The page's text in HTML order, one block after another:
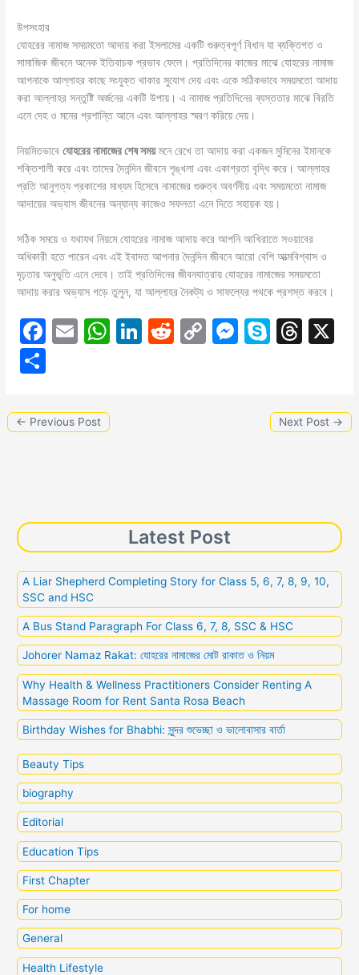
উপসংহার
যোহরের নামাজ সময়মতো আদায় করা ইসলামের একটি গুরুত্বপূর্ণ বিধান যা ব্যক্তিগত ও
সামাজিক জীবনে অনেক ইতিবাচক প্রভাব ফেলে। প্রতিদিনের কাজের মাঝে যোহরের নামাজ
আপনাকে আল্লাহর কাছে সংযুক্ত থাকার সুযোগ দেয় এবং একে সঠিকভাবে সময়মতো আদায়
করা আল্লাহর সন্তুষ্টি অর্জনের একটি উপায়। এ নামাজ প্রতিদিনের ব্যস্ততার মাঝে বিরতি
এনে দেহ ও মনের প্রশান্তি আনে এবং আল্লাহর স্মরণ করিয়ে দেয়।
নিয়মিতভাবেযোহরের নামাজের শেষ সময়মনে রেখে তা আদায় করা একজন মুমিনের ইমানকে
শক্তিশালী করে এবং তাদের দৈনন্দিন জীবনে শৃঙ্খলা এবং একাগ্রতা বৃদ্ধি করে। আল্লাহর
প্রতি আনুগত্য প্রকাশের মাধ্যম হিসেবে নামাজের গুরুত্ব অবর্ণনীয় এবং সময়মতো নামাজ
আদায়ের অভ্যাস জীবনের অন্যান্য কাজেও সফলতা এনে দিতে সহায়ক হয়।
সঠিক সময়ে ও যথাযথ নিয়মে যোহরের নামাজ আদায় করে আপনি আখিরাতে সওয়াবের
অধিকারী হতে পারেন এবং এই ইবাদত আপনার দৈনন্দিন জীবনে আরো বেশি আত্মবিশ্বাস ও
দৃঢ়তার অনুভূতি এনে দেবে। তাই প্রতিদিনের জীবনযাত্রায় যোহরের নামাজের সময়মতো
আদায় করার অভ্যাস গড়ে তুলুন, যা আল্লাহর নৈকট্য ও সাফল্যের পথকে প্রশস্ত করবে।
F
e
b
E
l
W Li R
C
M S
p
e
T
a
d
ar
e
← Previous Post Next Post →
Latest Post
A Liar Shepherd Completing Story for Class 5, 6, 7, 8, 9, 10,
SSC and HSC
A Bus Stand Paragraph For Class 6, 7, 8, SSC & HSC
Johorer Namaz Rakat: যোহরের নামাজের মোট রাকাত ও নিয়ম
Why Health & Wellness Practitioners Consider Renting A
Massage Room for Rent Santa Rosa Beach
Birthday Wishes for Bhabhi: সুন্দর শুভেচ্ছা ও ভালোবাসার বার্তা
Beauty Tips
biography
Editorial
Education Tips
First Chapter
For home
General
Health Lifestyle